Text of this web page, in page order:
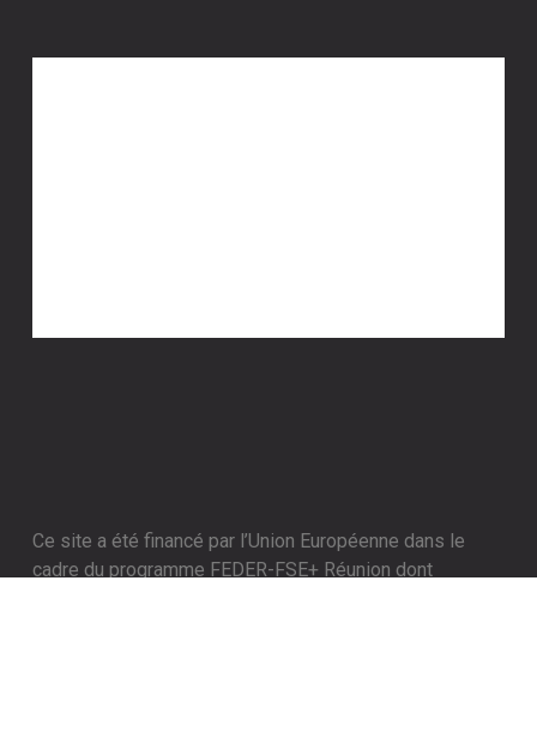
Ce site a été financé par l’Union Européenne dans le
cadre du programme FEDER-FSE+ Réunion dont